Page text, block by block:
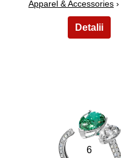
Apparel & Accessories›
6